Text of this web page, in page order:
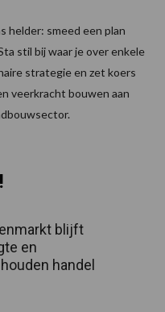
helder: smeed een plan
stil bij waar je over enkele
strategie en zet koers
veerkracht bouwen aan
blijft
en
handel